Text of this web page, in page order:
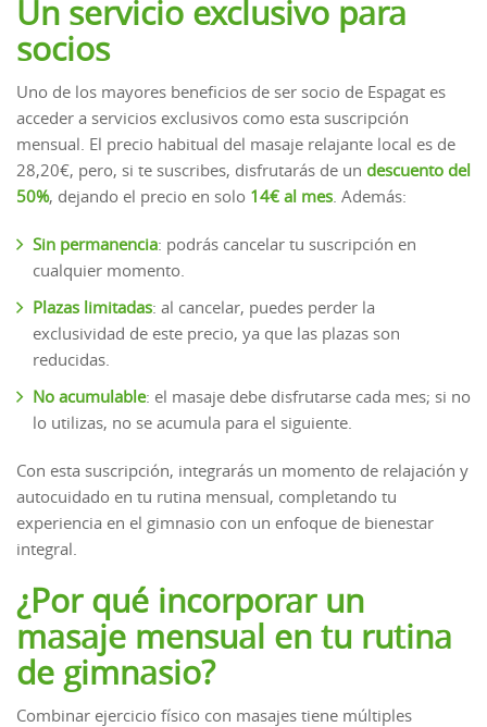
Un servicio exclusivo para
socios
Uno de los mayores beneficios de ser socio de Espagat es
acceder a servicios exclusivos como esta suscripción
mensual. El precio habitual del masaje relajante local es de
28,20€, pero, si te suscribes, disfrutarás de un descuento del
50%, dejando el precio en solo 14€ al mes. Además:
Sin permanencia: podrás cancelar tu suscripción en
cualquier momento.
Plazas limitadas: al cancelar, puedes perder la
exclusividad de este precio, ya que las plazas son
reducidas.
No acumulable: el masaje debe disfrutarse cada mes; si no
lo utilizas, no se acumula para el siguiente.
Con esta suscripción, integrarás un momento de relajación y
autocuidado en tu rutina mensual, completando tu
experiencia en el gimnasio con un enfoque de bienestar
integral.
¿Por qué incorporar un
masaje mensual en tu rutina
de gimnasio?
Combinar ejercicio físico con masajes tiene múltiples